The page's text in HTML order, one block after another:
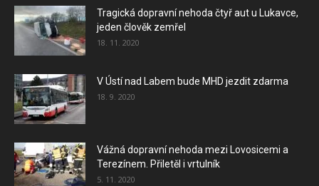
Tragická dopravní nehoda čtyř aut u Lukavce,
jeden člověk zemřel
18. 11. 2020
V Ústí nad Labem bude MHD jezdit zdarma
18. 9. 2020
Vážná dopravní nehoda mezi Lovosicemi a
Terezínem. Přiletěl i vrtulník
5. 11. 2020